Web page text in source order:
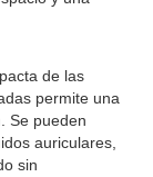
de las
permite una
Se pueden
auriculares,
sin